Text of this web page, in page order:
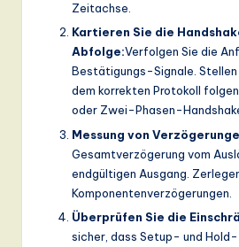
Zeitachse.
Kartieren Sie die
Abfolge:Verfolgen Sie die
Bestätigungs-Signale. Stellen
dem korrekten Protokoll
oder Zwei-Phasen-
Messung von
Gesamtverzögerung vom
endgültigen Ausgang.
Komponentenverzögerungen.
Überprüfen Sie die
sicher, dass Setup- und